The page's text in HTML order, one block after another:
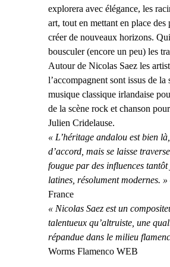
explorera avec élégance, les
art, tout en mettant en place des
créer de nouveaux horizons.
bousculer (encore un peu) les
Autour de Nicolas Saez les
l’accompagnent sont issus de la
musique classique irlandaise
de la scène rock et chanson
Julien Cridelause.
« L’héritage andalou est bien
d’accord, mais se laisse
fougue par des influences tantôt
latines, résolument modernes. »
France
« Nicolas Saez est un
talentueux qu’altruiste, une
répandue dans le milieu
Worms Flamenco WEB